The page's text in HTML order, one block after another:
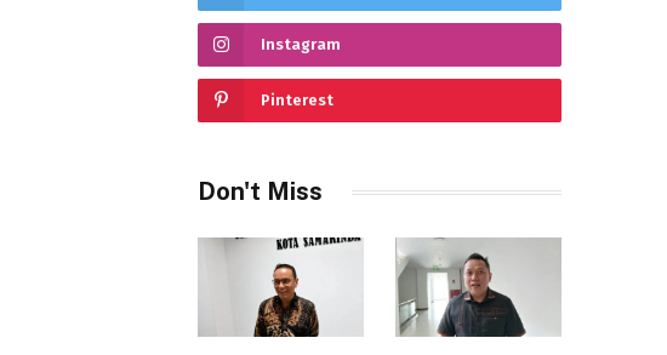
Instagram
Pinterest
Don't Miss